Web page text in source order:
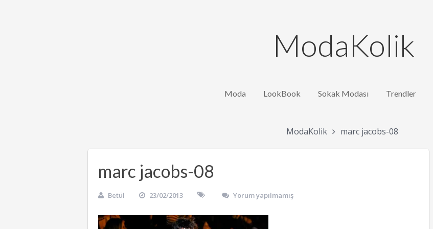
ModaKolik
Moda LookBook Sokak Modası Trendler
ModaKolik marc jacobs-08
marc jacobs-08
Betül 23/02/2013 Yorum yapılmamış